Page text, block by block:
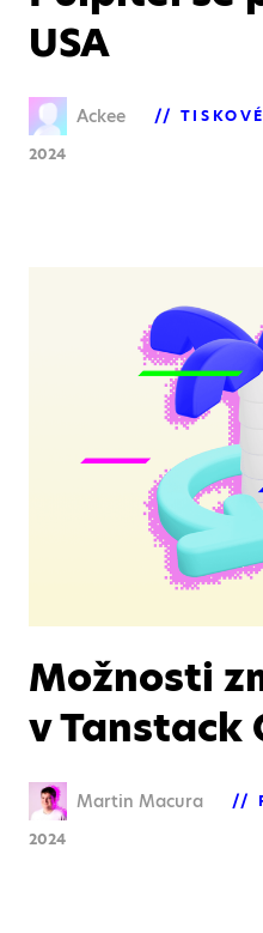
USA
Ackee
2024
Možnosti
v Tanstack
Martin Macura
2024